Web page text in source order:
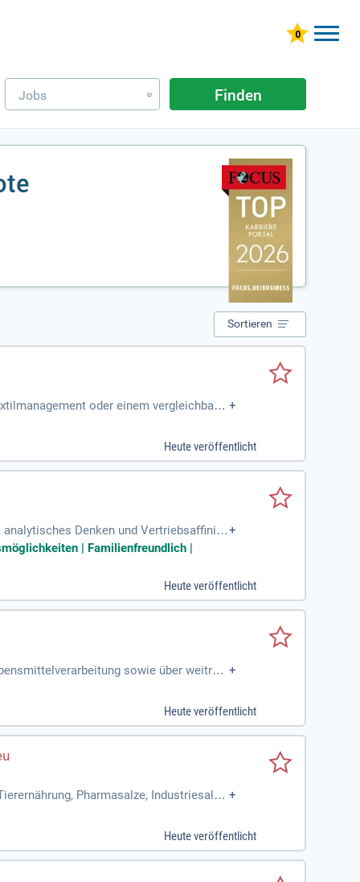
Jobs » Finden
Sortieren
oder einem vergleichbare +
Heute veröffentlicht
analytisches Denken und Vertriebsaffinitä+
| Familienfreundlich |
Heute veröffentlicht
sowie über weitreic +
Heute veröffentlicht
Pharmasalze, Industriesalze, +
Heute veröffentlicht